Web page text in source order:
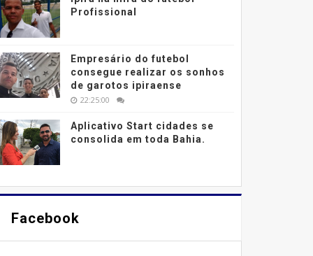
Profissional
Empresário do futebol
consegue realizar os sonhos
de garotos ipiraense
22:25:00
Aplicativo Start cidades se
consolida em toda Bahia.
Facebook